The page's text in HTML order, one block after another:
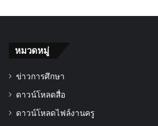
หมวดหมู่
ข่าวการศึกษา
ดาวน์โหลดสื่อ
ดาวน์โหลดไฟล์งานครู